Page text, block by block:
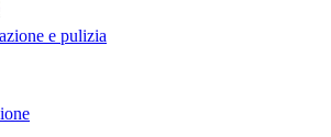
e pulizia